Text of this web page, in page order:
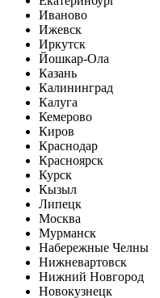
Иваново
Ижевск
Иркутск
Йошкар-Ола
Казань
Калининград
Калуга
Кемерово
Киров
Краснодар
Красноярск
Курск
Кызыл
Липецк
Москва
Мурманск
Набережные Челны
Нижневартовск
Нижний Новгород
Новокузнецк